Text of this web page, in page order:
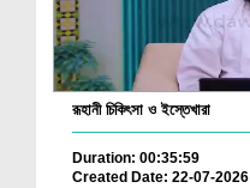
রূহানী চিকিৎসা ও ইস্তেখারা
Duration: 00:35:59
Created Date: 22-07-2026